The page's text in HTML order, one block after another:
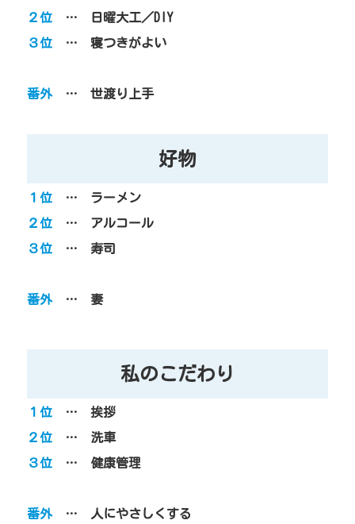
２位 … 日曜大工／DIY
３位 … 寝つきがよい
番外… 世渡り上手
好物
１位 … ラーメン
２位 … アルコール
３位 … 寿司
番外… 妻
私のこだわり
１位 … 挨拶
２位 … 洗車
３位 … 健康管理
番外… 人にやさしくする